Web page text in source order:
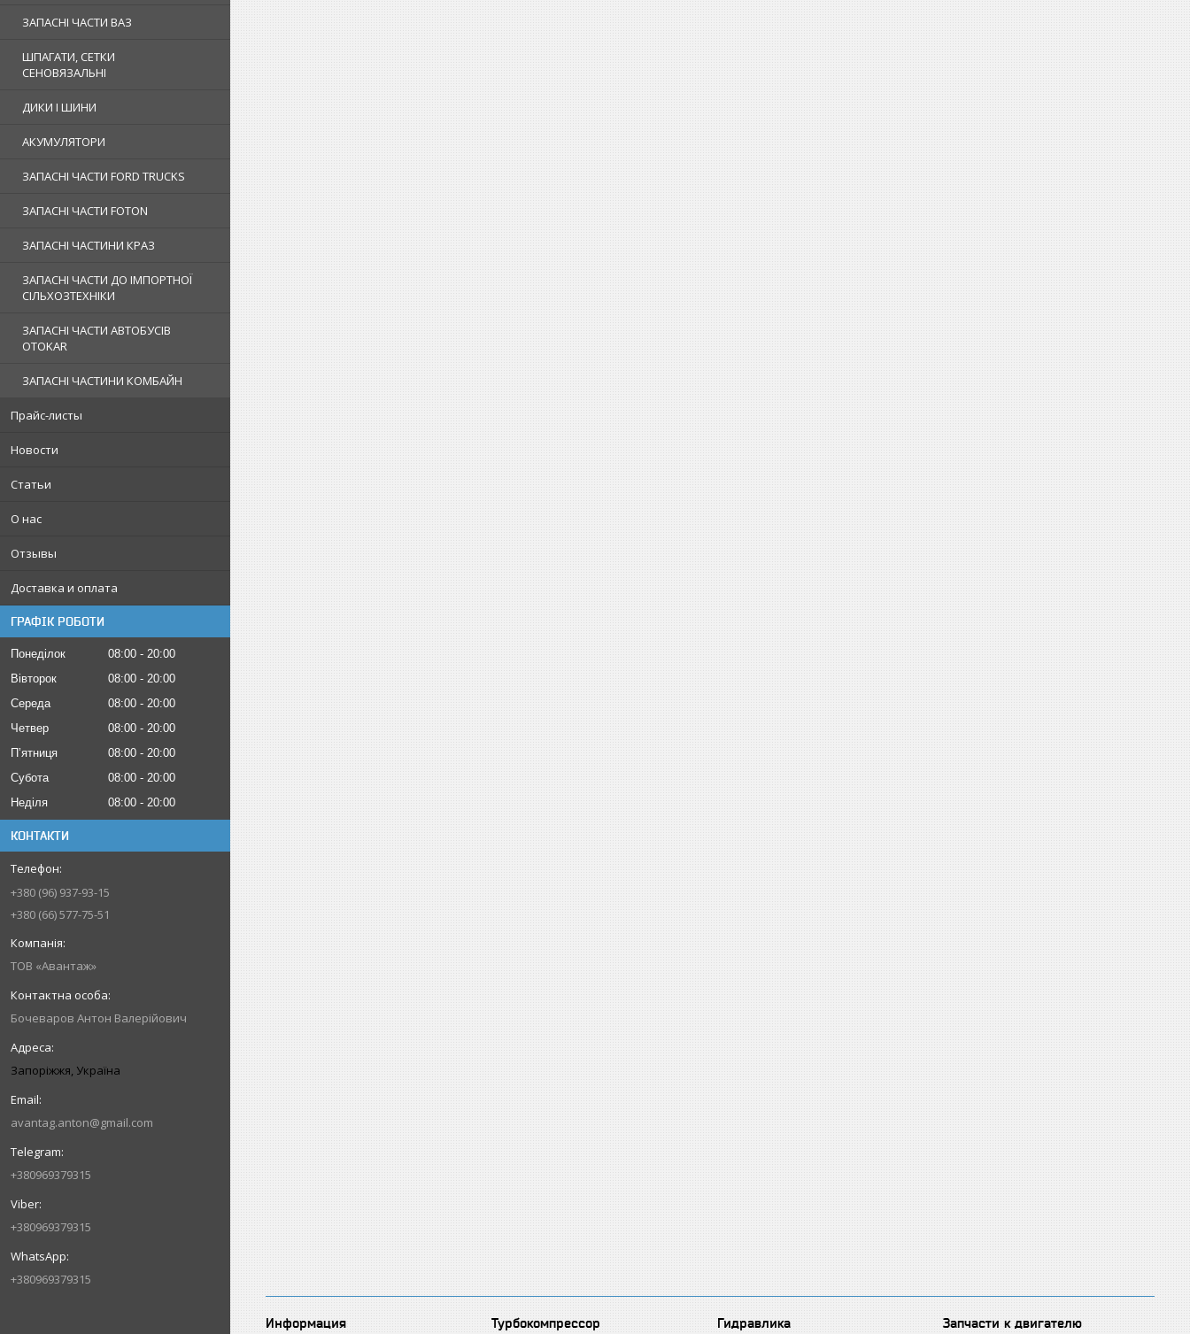
ЗАПАСНІ ЧАСТИ ВАЗ
ШПАГАТИ, СЕТКИ
СЕНОВЯЗАЛЬНІ
ДИКИ І ШИНИ
АКУМУЛЯТОРИ
ЗАПАСНІ ЧАСТИ FORD TRUCKS
ЗАПАСНІ ЧАСТИ FOTON
ЗАПАСНІ ЧАСТИНИ КРАЗ
ЗАПАСНІ ЧАСТИ ДО ІМПОРТНОЇ
СІЛЬХОЗТЕХНІКИ
ЗАПАСНІ ЧАСТИ АВТОБУСІВ
OTOKAR
ЗАПАСНІ ЧАСТИНИ КОМБАЙН
Прайс-листы
Новости
Статьи
О нас
Отзывы
Доставка и оплата
ГРАФІК РОБОТИ
Понеділок 08:00
20:00
Вівторок
08:00
20:00
Середа
08:00
20:00
Четвер
08:00
20:00
Пʼятниця
08:00
20:00
Субота
08:00
20:00
Неділя
08:00 20:00
КОНТАКТИ
+380 (96) 937-93-15
+380 (66) 577-75-51
ТОВ «Авантаж»
Бочеваров Антон Валерійович
Запоріжжя, Україна
avantag.anton@gmail.com
+380969379315
+380969379315
+380969379315
Информация Турбокомпрессор Гидравлика Запчасти к двигателю